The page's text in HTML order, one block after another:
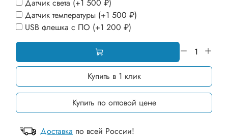
Датчик света (+1 500 ₽)
Датчик температуры (+1 500 ₽)
USB флешка с ПО (+1 200 ₽)
Купить в 1 клик
Купить по оптовой цене
Доставка по всей России!